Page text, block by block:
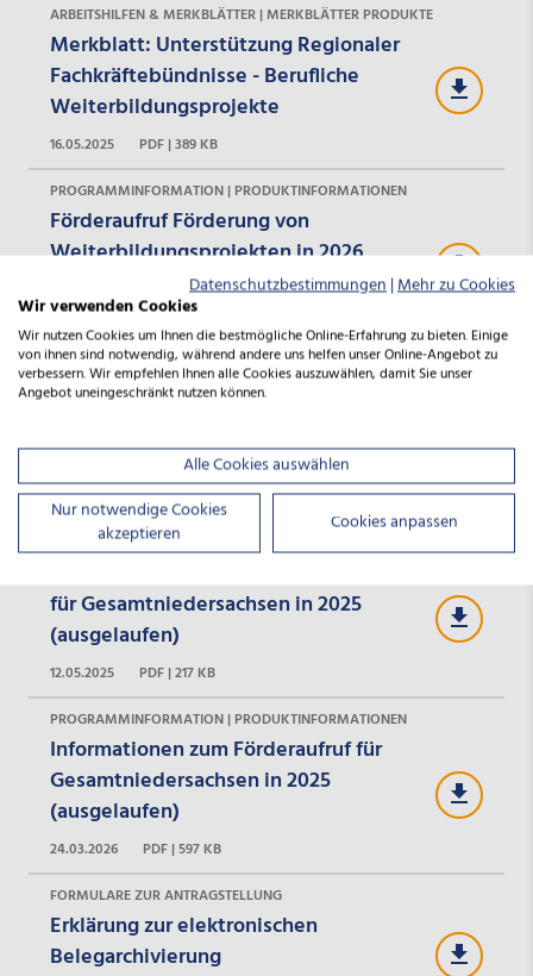
ARBEITSHILFEN & MERKBLÄTTER | MERKBLÄTTER PRODUKTE
Merkblatt: Unterstützung Regionaler
Fachkräftebündnisse - Berufliche
Weiterbildungsprojekte
16.05.2025
PDF | 389 KB
PROGRAMMINFORMATION | PRODUKTINFORMATIONEN
Förderaufruf Förderung von
Weiterbildungsprojekten in 2026
(bereits ausgelaufen)
PROGRAMMINFORMATION | PRODUKTINFORMATIONEN
Informationen zum Förderaufruf für
ausgelaufen)
22.05.2026
PDF | 709 KB
PROGRAMMINFORMATION | PRODUKTINFORMATIONEN
für Gesamtniedersachsen in 2025
(ausgelaufen)
12.05.2025
PDF | 217 KB
PROGRAMMINFORMATION | PRODUKTINFORMATIONEN
Informationen zum Förderaufruf für
Gesamtniedersachsen in 2025
(ausgelaufen)
24.03.2026
PDF | 597 KB
FORMULARE ZUR ANTRAGSTELLUNG
Erklärung zur elektronischen
Belegarchivierung
Datenschutzbestimmungen|Mehr zu Cookies
Wir verwenden Cookies
Wir nutzen Cookies um Ihnen die bestmögliche Online-Erfahrung zu bieten. Einige
von ihnen sind notwendig, während andere uns helfen unser Online-Angebot zu
verbessern. Wir empfehlen Ihnen alle Cookies auszuwählen, damit Sie unser
Angebot uneingeschränkt nutzen können.
Alle Cookies auswählen
Nur notwendige Cookies
akzeptieren
Cookies anpassen